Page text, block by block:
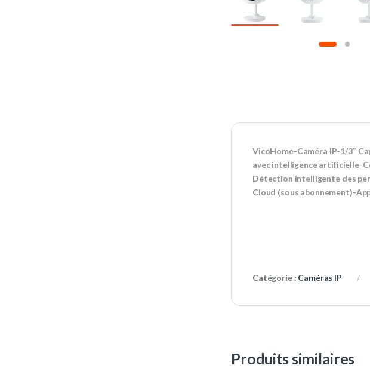
VicoHome-Caméra IP-1/3″
avec intelligence artificielle-
Détection intelligente des
Cloud (sous abonnement)-
Catégorie : Caméras IP
Produits similaires